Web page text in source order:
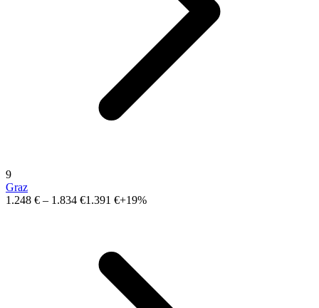
9
Graz
1.248 € – 1.834 €1.391 €+19%